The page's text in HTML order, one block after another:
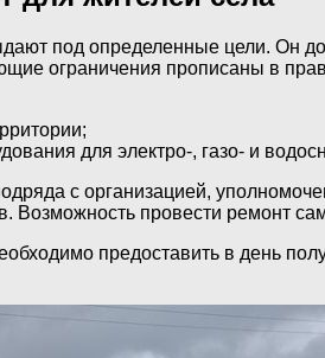
под определенные цели. Он
ограничения прописаны в
для электро-, газо- и
с организацией,
Возможность провести ремонт
предоставить в день